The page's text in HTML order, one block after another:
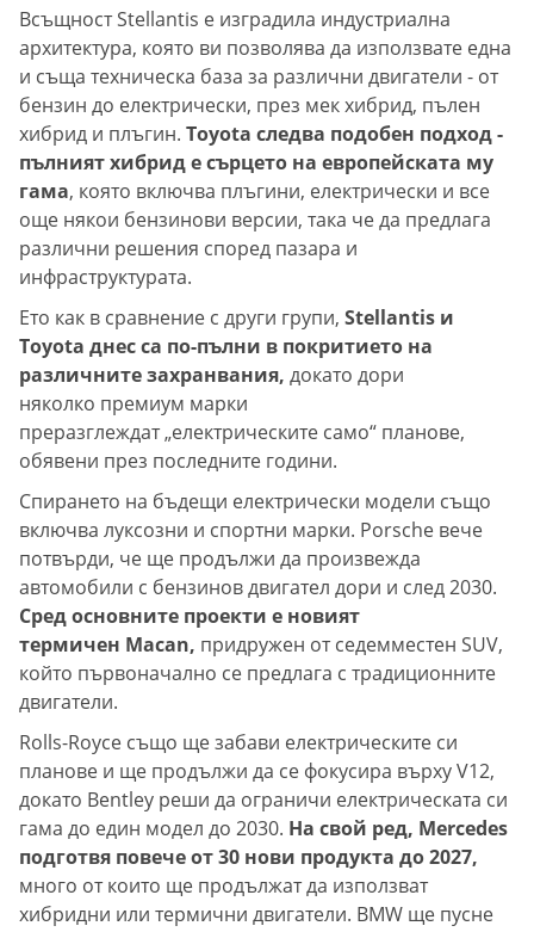
Всъщност Stellantis е изградила индустриална
архитектура, която ви позволява да използвате една
и съща техническа база за различни двигатели - от
бензин до електрически, през мек хибрид, пълен
хибрид и плъгин. Toyota следва подобен подход -
пълният хибрид е сърцето на европейската му
гама, която включва плъгини, електрически и все
още някои бензинови версии, така че да предлага
различни решения според пазара и
инфраструктурата.
Ето как в сравнение с други групи, Stellantis и
Toyota днес са по-пълни в покритието на
различните захранвания, докато дори
няколко премиум марки
преразглеждат „електрическите само“ планове,
обявени през последните години.
Спирането на бъдещи електрически модели също
включва луксозни и спортни марки. Porsche вече
потвърди, че ще продължи да произвежда
автомобили с бензинов двигател дори и след 2030.
Сред основните проекти е новият
термичен Macan, придружен от седемместен SUV,
който първоначално се предлага с традиционните
двигатели.
Rolls-Royce също ще забави електрическите си
планове и ще продължи да се фокусира върху V12,
докато Bentley реши да ограничи електрическата си
гама до един модел до 2030. На свой ред, Mercedes
подготвя повече от 30 нови продукта до 2027,
много от които ще продължат да използват
хибридни или термични двигатели. BMW ще пусне